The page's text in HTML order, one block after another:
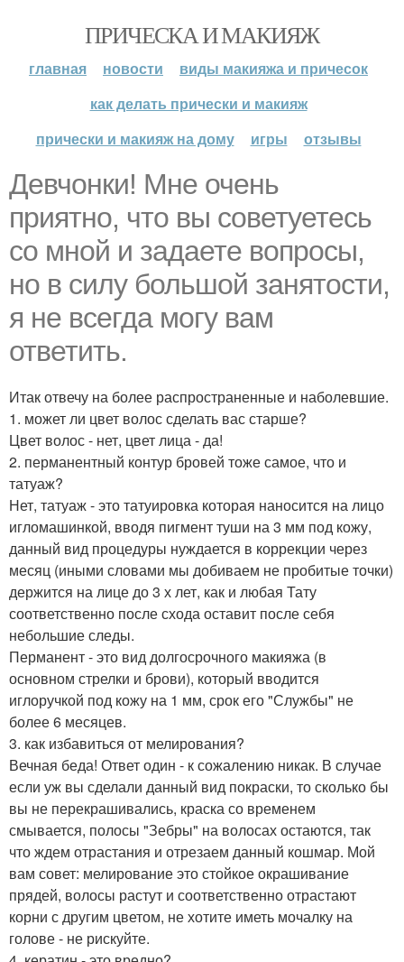
ПРИЧЕСКА И МАКИЯЖ
главная новости
виды макияжа и причесок
как делать прически и макияж
прически и макияж на дому
игры отзывы
Девчонки! Мне очень
приятно, что вы советуетесь
со мной и задаете вопросы,
но в силу большой занятости,
я не всегда могу вам
ответить.
Итак отвечу на более распространенные и наболевшие.
1. может ли цвет волос сделать вас старше?
Цвет волос - нет, цвет лица - да!
2. перманентный контур бровей тоже самое, что и
татуаж?
Нет, татуаж - это татуировка которая наносится на лицо
игломашинкой, вводя пигмент туши на 3 мм под кожу,
данный вид процедуры нуждается в коррекции через
месяц (иными словами мы добиваем не пробитые точки)
держится на лице до 3 х лет, как и любая Тату
соответственно после схода оставит после себя
небольшие следы.
Перманент - это вид долгосрочного макияжа (в
основном стрелки и брови), который вводится
иглоручкой под кожу на 1 мм, срок его "Службы" не
более 6 месяцев.
3. как избавиться от мелирования?
Вечная беда! Ответ один - к сожалению никак. В случае
если уж вы сделали данный вид покраски, то сколько бы
вы не перекрашивались, краска со временем
смывается, полосы "Зебры" на волосах остаются, так
что ждем отрастания и отрезаем данный кошмар. Мой
вам совет: мелирование это стойкое окрашивание
прядей, волосы растут и соответственно отрастают
корни с другим цветом, не хотите иметь мочалку на
голове - не рискуйте.